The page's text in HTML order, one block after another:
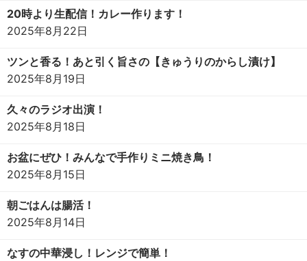
20時より生配信！カレー作ります！
2025年8月22日
ツンと香る！あと引く旨さの【きゅうりのからし漬け】
2025年8月19日
久々のラジオ出演！
2025年8月18日
お盆にぜひ！みんなで手作りミニ焼き鳥！
2025年8月15日
朝ごはんは腸活！
2025年8月14日
なすの中華浸し！レンジで簡単！